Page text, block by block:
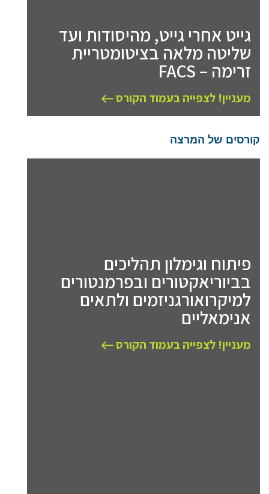
גייט אחרי גייט, מהיסודות ועד
שליטה מלאה בציטומטריית
זרימה – FACS
מעניין! לצפייה בעמוד הקורס
קורסים של המרצה
פיתוח וגימלון תהליכים
בביוריאקטורים ובפרמנטורים
למיקרואורגניזמים ולתאים
אנימאליים
מעניין! לצפייה בעמוד הקורס